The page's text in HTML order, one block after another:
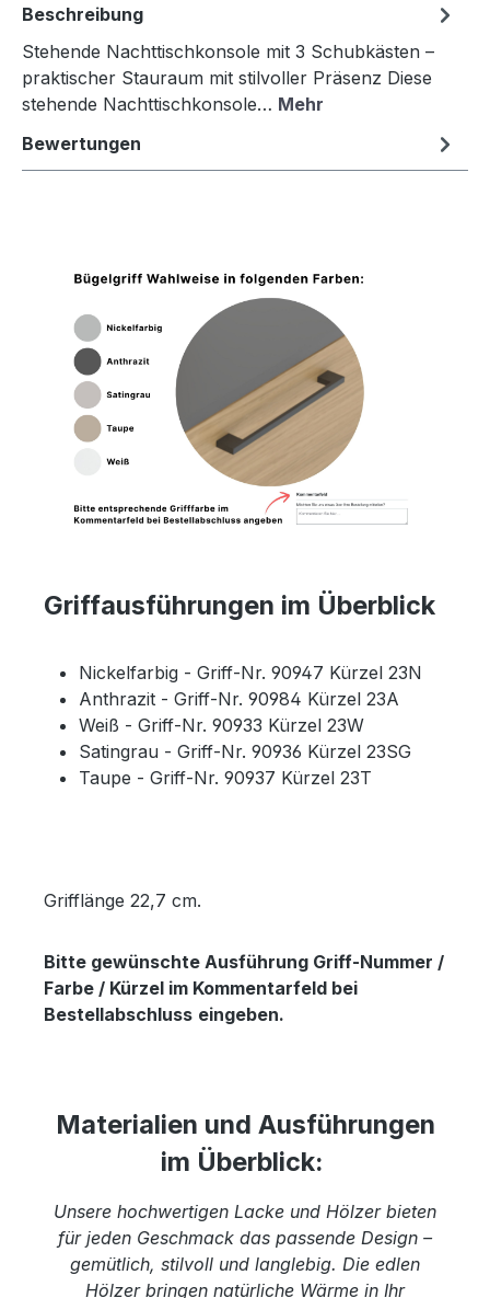
Beschreibung
Stehende Nachttischkonsole mit 3 Schubkästen –
praktischer Stauraum mit stilvoller Präsenz Diese
stehende Nachttischkonsole… Mehr
Bewertungen
Griffausführungen im Überblick
Nickelfarbig - Griff-Nr. 90947 Kürzel 23N
Anthrazit - Griff-Nr. 90984 Kürzel 23A
Weiß - Griff-Nr. 90933 Kürzel 23W
Satingrau - Griff-Nr. 90936 Kürzel 23SG
Taupe - Griff-Nr. 90937 Kürzel 23T
Grifflänge 22,7 cm.
Bitte gewünschte Ausführung Griff-Nummer /
Farbe / Kürzel im Kommentarfeld bei
Bestellabschluss eingeben.
Materialien und Ausführungen
im Überblick:
Unsere hochwertigen Lacke und Hölzer bieten
für jeden Geschmack das passende Design –
gemütlich, stilvoll und langlebig. Die edlen
Hölzer bringen natürliche Wärme in Ihr